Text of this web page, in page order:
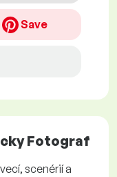
Save
Fotograf
scenérií a